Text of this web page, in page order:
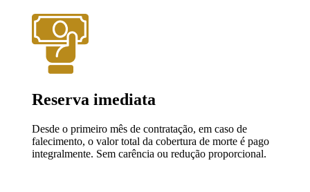
Reserva imediata
Desde o primeiro mês de contratação, em caso de
falecimento, o valor total da cobertura de morte é pago
integralmente. Sem carência ou redução proporcional.